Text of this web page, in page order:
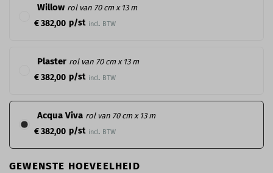
Willow rol van 70 cm x 13 m
€ 382,00 p/st incl. BTW
Plaster rol van 70 cm x 13 m
€ 382,00 p/st incl. BTW
Acqua Viva rol van 70 cm x 13 m
€ 382,00 p/st incl. BTW
GEWENSTE HOEVEELHEID